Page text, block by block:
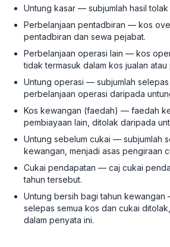
Untung kasar — subjumlah hasil tolak
Perbelanjaan pentadbiran — kos
pentadbiran dan sewa pejabat.
Perbelanjaan operasi lain — kos
tidak termasuk dalam kos jualan
Untung operasi — subjumlah selepas
perbelanjaan operasi daripada
Kos kewangan (faedah) — faedah
pembiayaan lain, ditolak daripada
Untung sebelum cukai — subjumlah
kewangan, menjadi asas pengiraan
Cukai pendapatan — caj cukai
tahun tersebut.
Untung bersih bagi tahun kewangan
selepas semua kos dan cukai
dalam penyata ini.